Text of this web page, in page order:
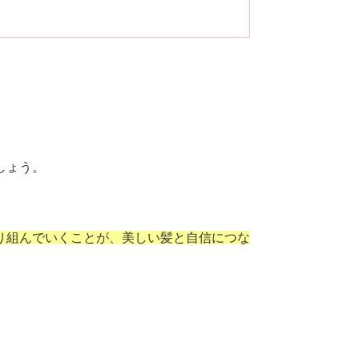
う。
組んでいくことが、美しい髪と自信につな